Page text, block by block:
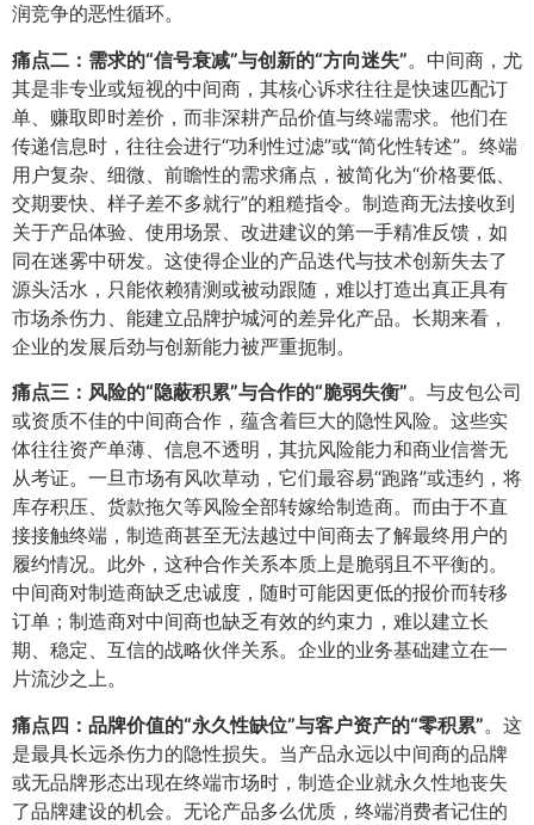
润竞争的恶性循环。
痛点二：需求的“信号衰减”与创新的“方向迷失”​​。中间商，尤
其是非专业或短视的中间商，其核心诉求往往是快速匹配订
单、赚取即时差价，而非深耕产品价值与终端需求。他们在
传递信息时，往往会进行“功利性过滤”或“简化性转述”。终端
用户复杂、细微、前瞻性的需求痛点，被简化为“价格要低、
交期要快、样子差不多就行”的粗糙指令。制造商无法接收到
关于产品体验、使用场景、改进建议的第一手精准反馈，如
同在迷雾中研发。这使得企业的产品迭代与技术创新失去了
源头活水，只能依赖猜测或被动跟随，难以打造出真正具有
市场杀伤力、能建立品牌护城河的差异化产品。长期来看，
企业的发展后劲与创新能力被严重扼制。
痛点三：风险的“隐蔽积累”与合作的“脆弱失衡”​​。与皮包公司
或资质不佳的中间商合作，蕴含着巨大的隐性风险。这些实
体往往资产单薄、信息不透明，其抗风险能力和商业信誉无
从考证。一旦市场有风吹草动，它们最容易“跑路”或违约，将
库存积压、货款拖欠等风险全部转嫁给制造商。而由于不直
接接触终端，制造商甚至无法越过中间商去了解最终用户的
履约情况。此外，这种合作关系本质上是脆弱且不平衡的。
中间商对制造商缺乏忠诚度，随时可能因更低的报价而转移
订单；制造商对中间商也缺乏有效的约束力，难以建立长
期、稳定、互信的战略伙伴关系。企业的业务基础建立在一
片流沙之上。
痛点四：品牌价值的“永久性缺位”与客户资产的“零积累”​​。这
是最具长远杀伤力的隐性损失。当产品永远以中间商的品牌
或无品牌形态出现在终端市场时，制造企业就永久性地丧失
了品牌建设的机会。无论产品多么优质，终端消费者记住的